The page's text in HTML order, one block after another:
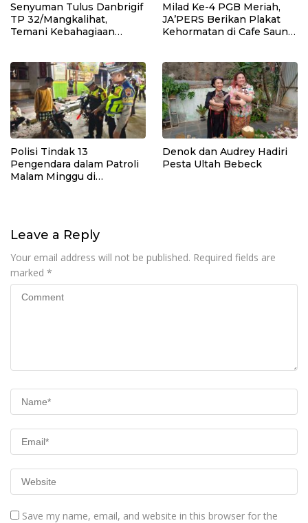
Senyuman Tulus Danbrigif
TP 32/Mangkalihat,
Temani Kebahagiaan
Milad Ke-4 PGB Meriah,
JA’PERS Berikan Plakat
Kehormatan di Cafe Saung
Polisi Tindak 13
Pengendara dalam Patroli
Malam Minggu di
Denok dan Audrey Hadiri
Pesta Ultah Bebeck
Leave a Reply
Your email address will not be published. Required fields are
marked *
Save my name, email, and website in this browser for the